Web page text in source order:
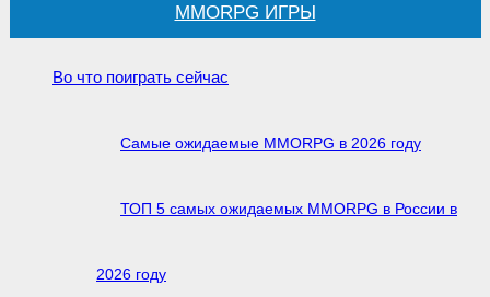
MMORPG ИГРЫ
Во что поиграть сейчас
Самые ожидаемые MMORPG в 2026 году
ТОП 5 самых ожидаемых MMORPG в России в
2026 году